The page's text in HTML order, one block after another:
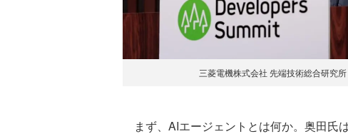
三菱電機株式会社 先端技術総合研究
まず、AIエージェントとは何か。奥田氏